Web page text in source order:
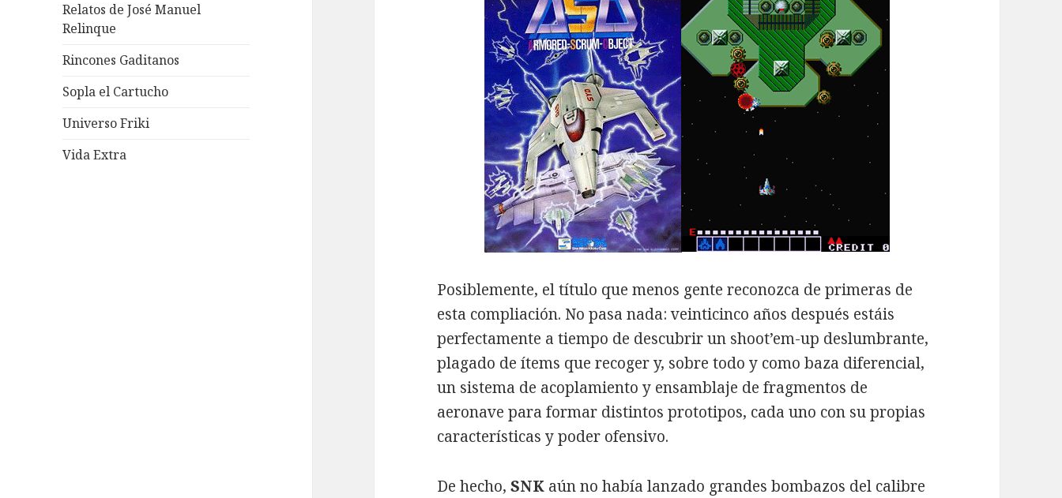
Relatos de José Manuel
Relinque
Rincones Gaditanos
Sopla el Cartucho
Universo Friki
Vida Extra
Posiblemente, el título que menos gente reconozca de primeras de
esta compliación. No pasa nada: veinticinco años después estáis
perfectamente a tiempo de descubrir un shoot’em-up deslumbrante,
plagado de ítems que recoger y, sobre todo y como baza diferencial,
un sistema de acoplamiento y ensamblaje de fragmentos de
aeronave para formar distintos prototipos, cada uno con su propias
características y poder ofensivo.
De hecho,SNK aún no había lanzado grandes bombazos del calibre